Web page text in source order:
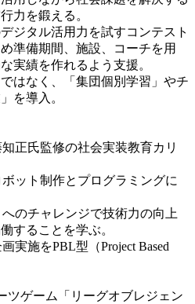
力を鍛える。
ジタル活用力を試すコンテスト
準備期間、施設、コーチを用
実績を作れるよう支援。
はなく、「集団個別学習」やチ
を導入。
正氏監修の社会実装教育カリ
ット制作とプログラミングに
のチャレンジで技術力の向上
することを学ぶ。
実施をPBL型（Project Based
ツゲーム「リーグオブレジェン